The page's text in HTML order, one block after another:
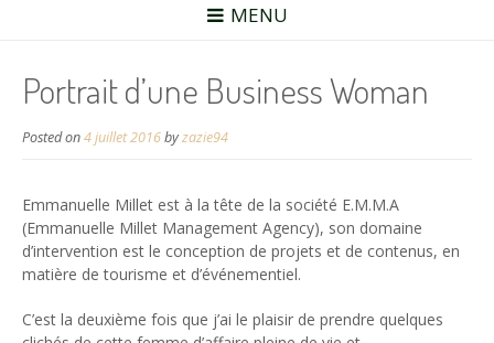
MENU
Portrait d’une Business Woman
Posted on4 juillet 2016byzazie94
Emmanuelle Millet est à la tête de la société E.M.M.A
(Emmanuelle Millet Management Agency), son domaine
d’intervention est le conception de projets et de contenus, en
matière de tourisme et d’événementiel.
C’est la deuxième fois que j’ai le plaisir de prendre quelques